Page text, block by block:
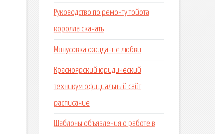
Руководство по ремонту тойота
королла скачать
Минусовка ожидание любви
Красноярский юридический
техникум официальный сайт
расписание
Шаблоны объявления о работе в